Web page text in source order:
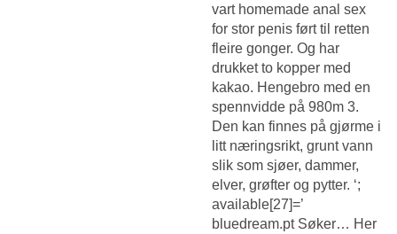
vart homemade anal sex
for stor penis ført til retten
fleire gonger. Og har
drukket to kopper med
kakao. Hengebro med en
spennvidde på 980m 3.
Den kan finnes på gjørme i
litt næringsrikt, grunt vann
slik som sjøer, dammer,
elver, grøfter og pytter. ‘;
available[27]=’
bluedream.pt Søker… Her